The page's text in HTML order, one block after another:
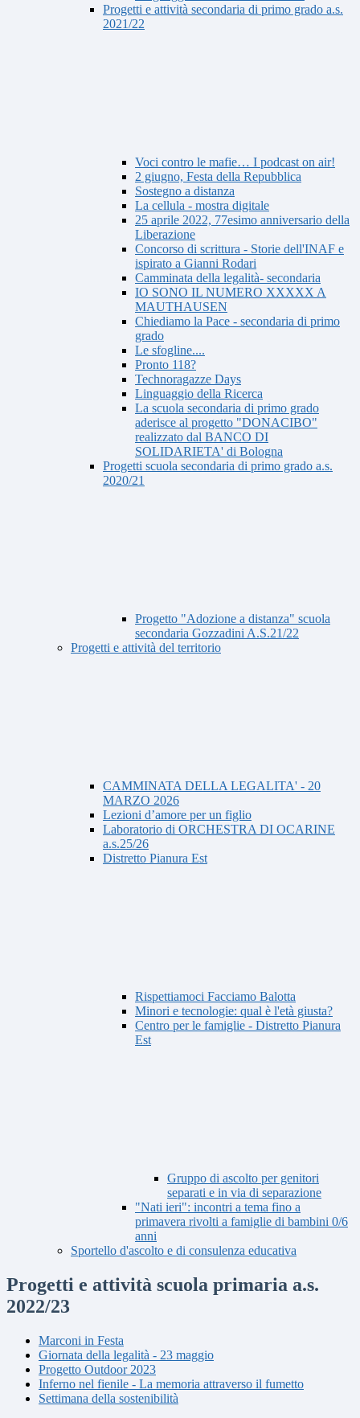
Progetti e attività secondaria di primo grado a.s.
2021/22
Voci contro le mafie… I podcast on air!
2 giugno, Festa della Repubblica
Sostegno a distanza
La cellula - mostra digitale
25 aprile 2022, 77esimo anniversario della
Liberazione
Concorso di scrittura - Storie dell'INAF e
ispirato a Gianni Rodari
Camminata della legalità- secondaria
IO SONO IL NUMERO XXXXX A
MAUTHAUSEN
Chiediamo la Pace - secondaria di primo
grado
Le sfogline....
Pronto 118?
Technoragazze Days
Linguaggio della Ricerca
La scuola secondaria di primo grado
aderisce al progetto "DONACIBO"
realizzato dal BANCO DI
SOLIDARIETA' di Bologna
Progetti scuola secondaria di primo grado a.s.
2020/21
Progetto "Adozione a distanza" scuola
secondaria Gozzadini A.S.21/22
Progetti e attività del territorio
CAMMINATA DELLA LEGALITA' - 20
MARZO 2026
Lezioni d’amore per un figlio
Laboratorio di ORCHESTRA DI OCARINE
a.s.25/26
Distretto Pianura Est
Rispettiamoci Facciamo Balotta
Minori e tecnologie: qual è l'età giusta?
Centro per le famiglie - Distretto Pianura
Est
Gruppo di ascolto per genitori
separati e in via di separazione
"Nati ieri": incontri a tema fino a
primavera rivolti a famiglie di bambini 0/6
anni
Sportello d'ascolto e di consulenza educativa
Progetti e attività scuola primaria a.s.
2022/23
Marconi in Festa
Giornata della legalità - 23 maggio
Progetto Outdoor 2023
Inferno nel fienile - La memoria attraverso il fumetto
Settimana della sostenibilità